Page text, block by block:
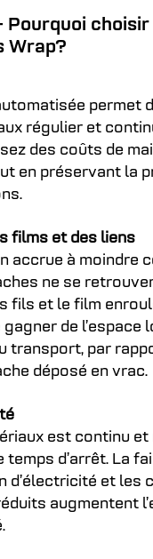
Pourquoi choisir
Wrap?
permet
régulier et
des coûts de
en préservant la
films et des liens
accrue à moindre
ne se
fils et le film
de l’espace
transport, par
déposé en vrac.
est continu et
temps d’arrêt. La
d’électricité et les
augmentent